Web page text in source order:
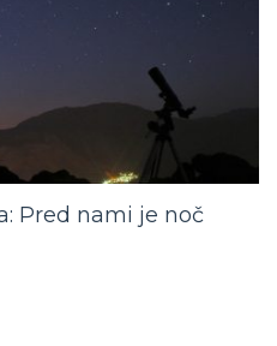
Pred nami je noč